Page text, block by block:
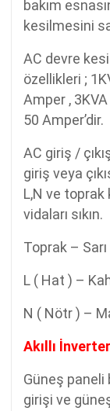
bakım
kesilmesini
AC devre
özellikleri ;
Amper ,
50 Amper’dir.
AC giriş /
giriş veya
L,N ve toprak
vidaları sıkın.
Toprak –
L ( Hat ) –
N ( Nötr ) –
Akıllı
Güneş paneli
girişi ve